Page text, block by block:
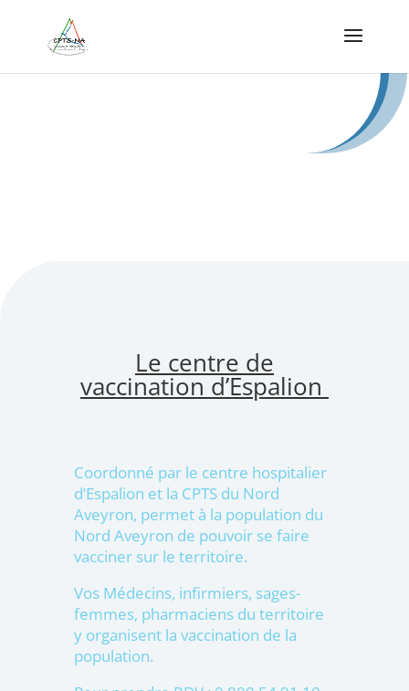
Le centre de
vaccination d’Espalion
Coordonné par le centre hospitalier
d’Espalion et la CPTS du Nord
Aveyron, permet à la population du
Nord Aveyron de pouvoir se faire
vacciner sur le territoire.
Vos Médecins, infirmiers, sages-
femmes, pharmaciens du territoire
y organisent la vaccination de la
population.